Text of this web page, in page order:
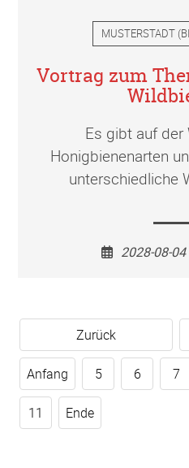
MUSTERSTADT (
Vortrag zum
Es gibt auf der
Honigbienenarten
unterschiedliche
2028-08-
Zurück
Anfang 5 6 7
11 Ende